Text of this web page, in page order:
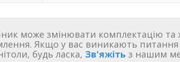
може змінювати комплектацію та
Якщо у вас виникають
будь ласка, Зв'яжіть з нашим